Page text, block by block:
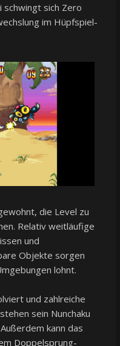
schwingt sich Zero
im Hüpfspiel-
die Level zu
Relativ weitläufige
und
Objekte sorgen
lohnt.
und zahlreiche
sein Nunchaku
kann das
Doppelsprung-